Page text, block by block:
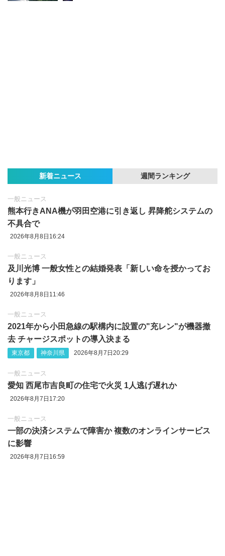
新着ニュース 週間ランキング
一般ニュース
熊本行きANA機が羽田空港に引き返し 昇降舵システムの
不具合で
2026年8月8日16:24
一般ニュース
及川光博 一般女性との結婚発表「新しい命を授かってお
ります」
2026年8月8日11:46
一般ニュース
2021年から小田急線の駅構内に設置の"充レン"が機器撤
去 チャージスポットの導入決まる
東京都 神奈川県 2026年8月7日20:29
一般ニュース
愛知 西尾市吉良町の住宅で火災 1人逃げ遅れか
2026年8月7日17:20
一般ニュース
一部の決済システムで障害か 複数のオンラインサービス
に影響
2026年8月7日16:59